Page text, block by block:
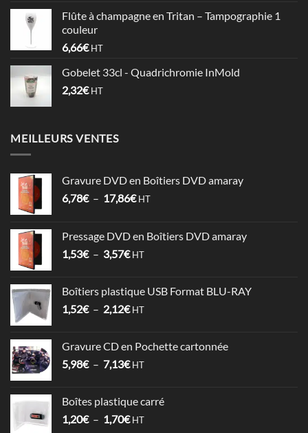
0,60€
Flûte à champagne en Tritan – Tampographie 1
couleur
6,66€ HT
Gobelet 33cl - Quadrichromie InMold
2,32€ HT
MEILLEURS VENTES
Gravure DVD en Boîtiers DVD amaray
6,78€ – 17,86€Plage
6,78€
à
HT
Pressage DVD en Boîtiers DVD amaray
1,53€ – 3,57€Plage
1,53€
à
HT
Boîtiers plastique USB Format BLU-RAY
1,52€ – 2,12€Plage
1,52€
à
HT
Gravure CD en Pochette cartonnée
5,98€ – 7,13€Plage
5,98€
à
HT
Boîtes plastique carré
1,20€ – 1,70€Plage
HT